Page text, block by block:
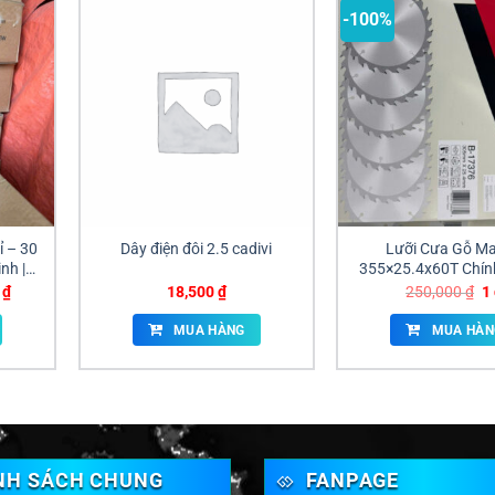
– 30
|
₫Giá
hiện
Dây điện đôi 2.5 cadivi
18,500₫
MUA HÀNG
-100%
Lưỡi Cưa Gỗ
355×25.4x60T
Giá Sỉ Đồng
250,000₫ 1
MUA
SÁCH CHUNG FANPAGE